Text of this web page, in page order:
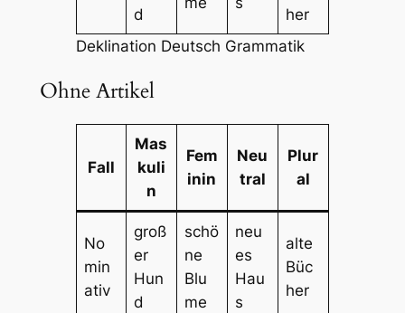
d
her
Deklination Deutsch Grammatik
Ohne Artikel
Fall
Mas
kuli
n
Fem
inin
Neu
tral
Plur
al
No
min
ativ
groß
er
Hun
d
schö
ne
Blu
me
neu
es
Hau
s
alte
Büc
her